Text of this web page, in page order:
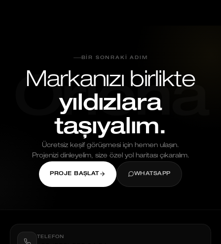
Oriona
BIR SONRAKI ADIM
Markanızı birlikte
yıldızlara
taşıyalım.
Ücretsiz keşif görüşmesi için hemen ulaşın.
Projenizi dinleyelim, size özel yol haritası çıkaralım.
PROJE BAŞLAT WHATSAPP
TELEFON